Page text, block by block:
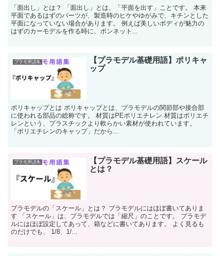
「面出し」とは？ 「面出し」とは、「平面を出す」ことです。 本来
平面であるはずのパーツが、製造時のヒケやゆがみで、キチンとした
平面になっていない場合があります。 例えば美しいボディが魅力の
はずのカーモデルを作る時に、ボンネット...
プラモ用語集
【プラモデル基礎用語】ポリキャ
ップ
ポリキャップとは ポリキャップとは、プラモデルの関節部や接合部
に使われる部品の総称です。 材質はPEポリエチレン 材質はポリエチ
レンという、プラスチックより軟らかい素材が使われています。
「ポリエチレンのキャップ」だから...
プラモ用語集
【プラモデル基礎用語】スケール
とは？
プラモデルの「スケール」とは？ プラモデルにはほぼ書いてありま
す 「スケール」は、プラモデルでは「縮尺」のことです。 プラモデ
ルにはほぼ設定してあって、箱などに書いてあります。 よく見るも
のだけでも、 1/8、1/...